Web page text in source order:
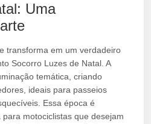
Uma
transforma em um verdadeiro
Socorro Luzes de Natal. A
temática, criando
ideais para passeios
Essa época é
motociclistas que desejam